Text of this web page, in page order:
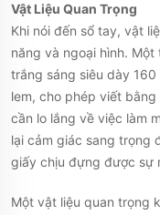
Vật Liệu Quan Trọng
Khi nói đến sổ tay, vật
năng và ngoại hình.
trắng sáng siêu dày
lem, cho phép viết
cần lo lắng về việc làm
lại cảm giác sang trọng
giấy chịu đựng được sự
Một vật liệu quan trọng